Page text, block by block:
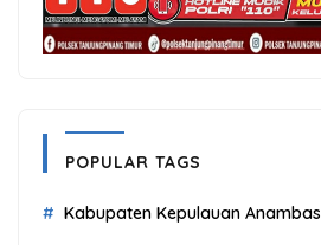
POPULAR TAGS
Kabupaten Kepulauan Anambas